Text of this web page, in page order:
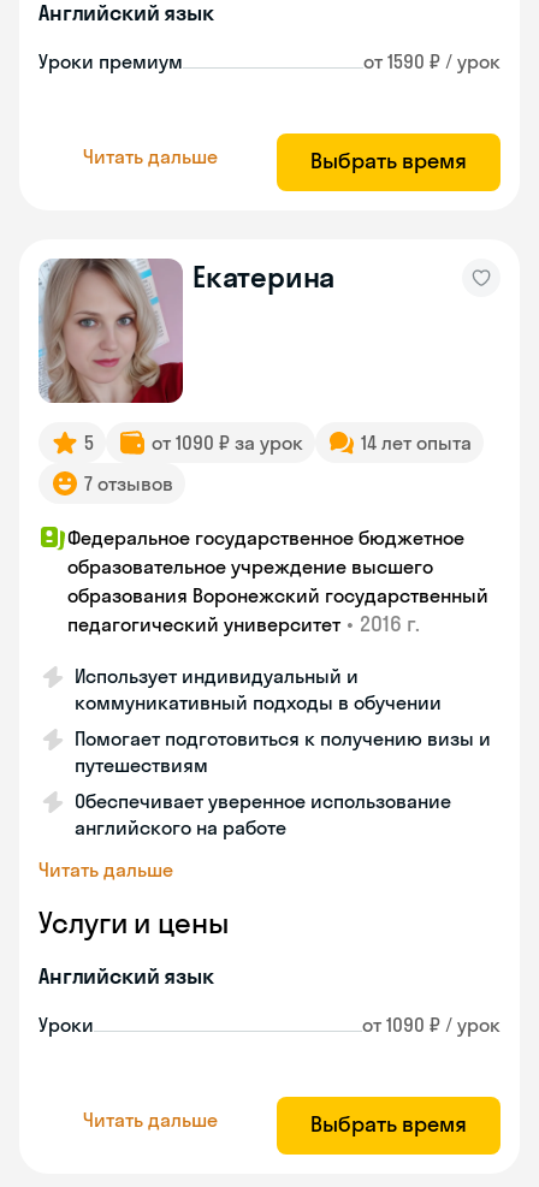
Английский язык
Уроки премиум от 1590 ₽ / урок
Читать дальше Выбрать время
Екатерина
5 от 1090 ₽ за урок
14 лет опыта
7 отзывов
Федеральное государственное бюджетное
образовательное учреждение высшего
образования Воронежский государственный
педагогический университет • 2016 г.
Использует индивидуальный и
коммуникативный подходы в обучении
Помогает подготовиться к получению визы и
путешествиям
Обеспечивает уверенное использование
английского на работе
Читать дальше
Услуги и цены
Английский язык
Уроки от 1090 ₽ / урок
Читать дальше Выбрать время